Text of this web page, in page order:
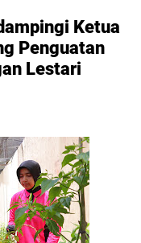
Ketua
Penguatan
Lestari